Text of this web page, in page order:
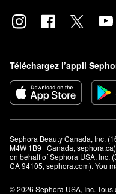
Téléchargez l’appli
Sephora Beauty Canada, Inc.
M4W 1B9 | Canada,
on behalf of Sephora USA, Inc.
CA 94105, sephora.com). You
© 2026 Sephora USA, Inc. Tous